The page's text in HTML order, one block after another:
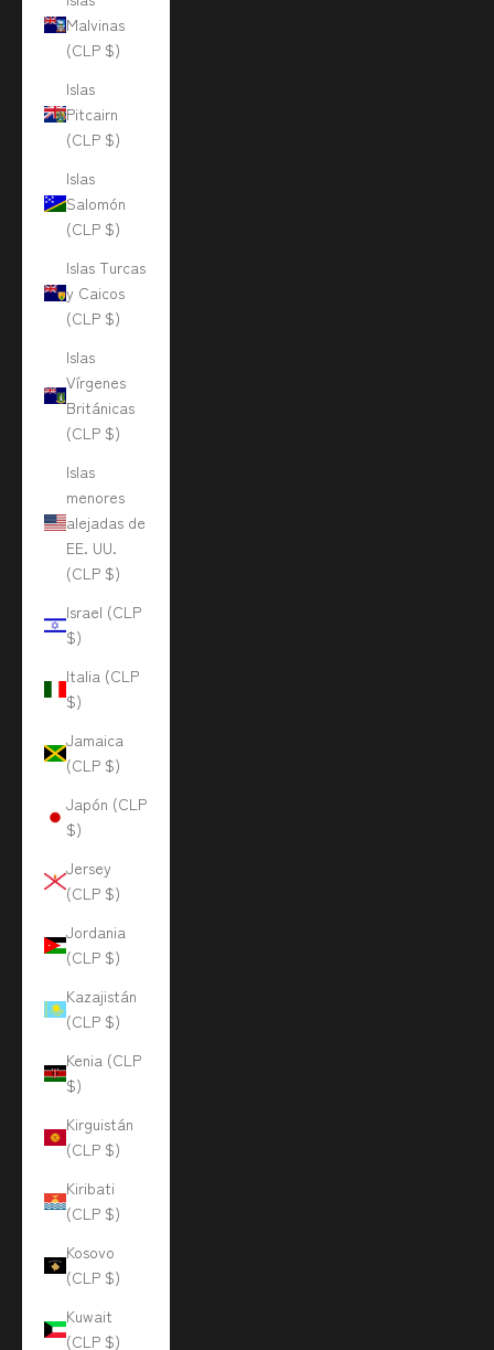
Malvinas
(CLP $)
Islas
Pitcairn
(CLP $)
Islas
Salomón
(CLP $)
Islas Turcas
y Caicos
(CLP $)
Islas
Vírgenes
Británicas
(CLP $)
Islas
menores
alejadas de
EE. UU.
(CLP $)
Israel (CLP
$)
Italia (CLP
$)
Jamaica
(CLP $)
Japón (CLP
$)
Jersey
(CLP $)
Jordania
(CLP $)
Kazajistán
(CLP $)
Kenia (CLP
$)
Kirguistán
(CLP $)
Kiribati
(CLP $)
Kosovo
(CLP $)
Kuwait
(CLP $)